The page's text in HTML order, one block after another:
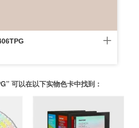
可以在以下实物色卡中找到：